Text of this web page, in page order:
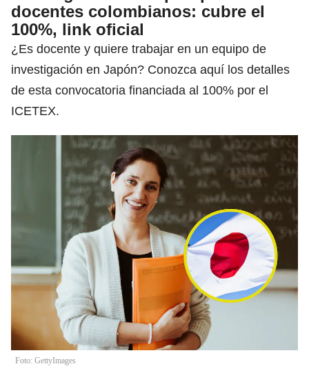
docentes colombianos: cubre el
100%, link oficial
¿Es docente y quiere trabajar en un equipo de
investigación en Japón? Conozca aquí los detalles
de esta convocatoria financiada al 100% por el
ICETEX.
Foto: GettyImages